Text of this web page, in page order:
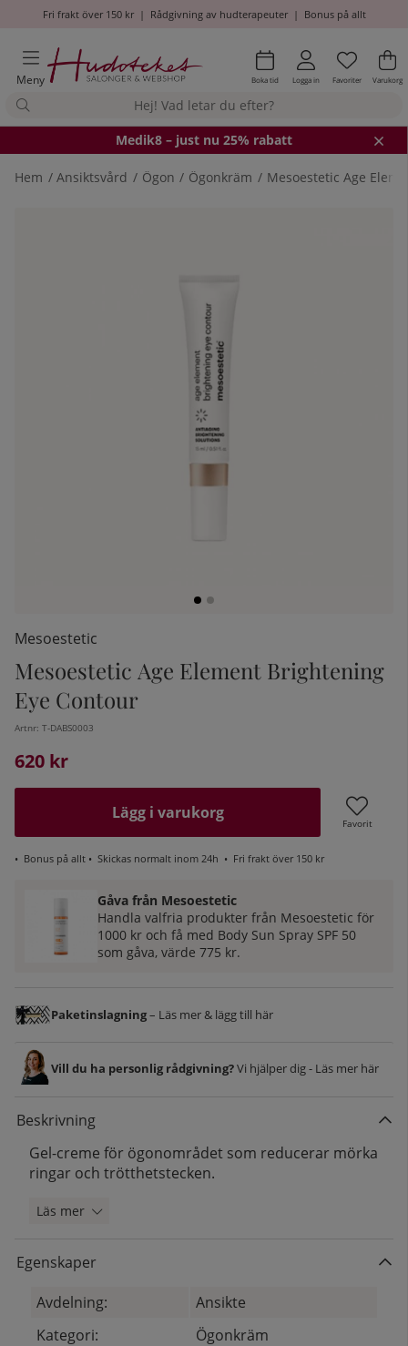
Fri frakt över 150 kr| Rådgivning av hudterapeuter| Bonus på allt
Meny Boka tid Logga in Antal i
.
Favoriter .
Varukorg
Medik8 – just nu 25% rabatt
Hem Ansiktsvård Ögon Ögonkräm Mesoestetic Age
Mesoestetic
Mesoestetic Age Element Brightening
Eye Contour
Artnr: T-DABS0003
620 kr
Lägg i varukorg
Favorit
• Bonus på allt • Skickas normalt inom 24h • Fri frakt över 150 kr
Gåva från Mesoestetic
Handla valfria produkter från Mesoestetic för
1000 kr och få med Body Sun Spray SPF 50
som gåva, värde 775 kr.
Paketinslagning– Läs mer & lägg till här
Vill du ha personlig rådgivning?Vi hjälper dig - Läs mer här
Beskrivning
Gel-creme för ögonområdet som reducerar mörka
ringar och trötthetstecken.
Läs mer
Egenskaper
Avdelning:
Ansikte
Kategori:
Ögonkräm